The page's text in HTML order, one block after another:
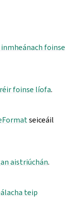
inmheánach foinse
foinse líofa.
seiceáil
aistriúchán.
teip